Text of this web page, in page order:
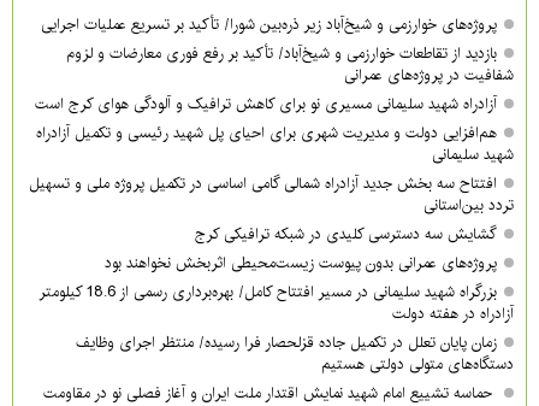
پروژه‌های خوارزمی و شیخ‌آباد زیر ذره‌بین شورا/ تأکید بر تسریع عملیات اجرایی
بازدید از تقاطعات خوارزمی و شیخ‌آباد/ تأکید بر رفع فوری معارضات و لزوم
شفافیت در پروژه‌های عمرانی
آزادراه شهید سلیمانی مسیری نو برای کاهش ترافیک و آلودگی هوای کرج است
هم‌افزایی دولت و مدیریت شهری برای احیای پل شهید رئیسی و تکمیل آزادراه
شهید سلیمانی
افتتاح سه بخش جدید آزادراه شمالی گامی اساسی در تکمیل پروژه ملی و تسهیل
تردد بین‌استانی
گشایش سه دسترسی کلیدی در شبکه ترافیکی کرج
پروژه‌های عمرانی بدون پیوست زیست‌محیطی اثربخش نخواهند بود
بزرگراه شهید سلیمانی در مسیر افتتاح کامل/ بهره‌برداری رسمی از 18.6 کیلومتر
آزادراه در هفته دولت
زمان پایان تعلل در تکمیل جاده قزلحصار فرا رسیده/ منتظر اجرای وظایف
دستگاه‌های متولی دولتی هستیم
حماسه تشییع امام شهید نمایش اقتدار ملت ایران و آغاز فصلی نو در مقاومت